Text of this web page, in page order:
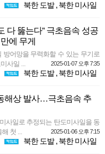
북한 도발, 북한 미사일
다 뚫는다” 극초음속 성공
에 무게
방어망을 무력화할 수 있는 무기로
사일 ...
2025-01-07 오후 7:35
북한 도발, 북한 미사일
해상 발사…극초음속 추
사일로 추정되는 탄도미사일을 동
첫 ...
2025-01-06 오후 7:15
북한 도발, 북한 미사일